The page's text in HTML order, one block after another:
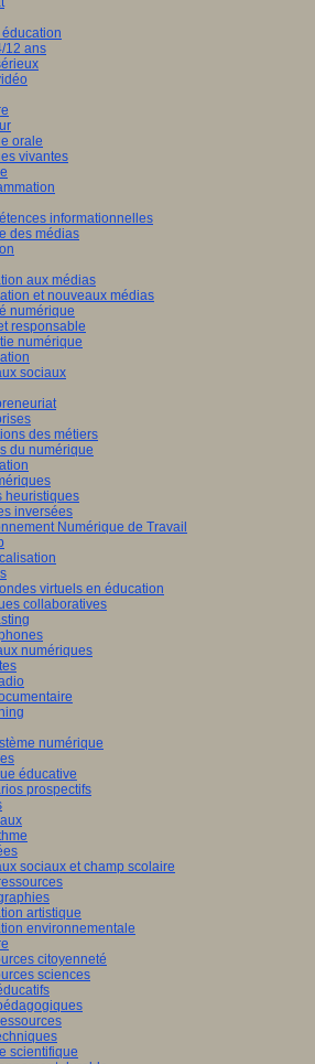
12 ans
orale
vivantes
informationnelles
des médias
aux médias
et nouveaux médias
numérique
responsable
numérique
sociaux
des métiers
du numérique
heuristiques
inversées
Numérique de Travail
virtuels en éducation
collaboratives
numériques
numérique
éducative
prospectifs
sociaux et champ scolaire
artistique
environnementale
citoyenneté
sciences
scientifique